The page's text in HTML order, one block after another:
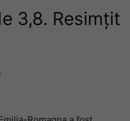
3,8. Resimțit